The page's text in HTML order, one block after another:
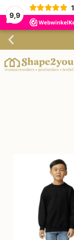
9,9
Gratis verzending